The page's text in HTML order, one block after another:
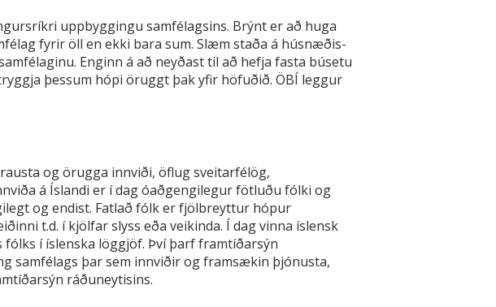
uppbyggingu samfélagsins. Brýnt er að huga
fyrir öll en ekki bara sum. Slæm staða á húsnæðis-
Enginn á að neyðast til að hefja fasta búsetu
þessum hópi öruggt þak yfir höfuðið. ÖBÍ leggur
og örugga innviði, öflug sveitarfélög,
á Íslandi er í dag óaðgengilegur fötluðu fólki og
og endist. Fatlað fólk er fjölbreyttur hópur
t.d. í kjölfar slyss eða veikinda. Í dag vinna íslensk
í íslenska löggjöf. Því þarf framtíðarsýn
samfélags þar sem innviðir og framsækin þjónusta,
ráðuneytisins.